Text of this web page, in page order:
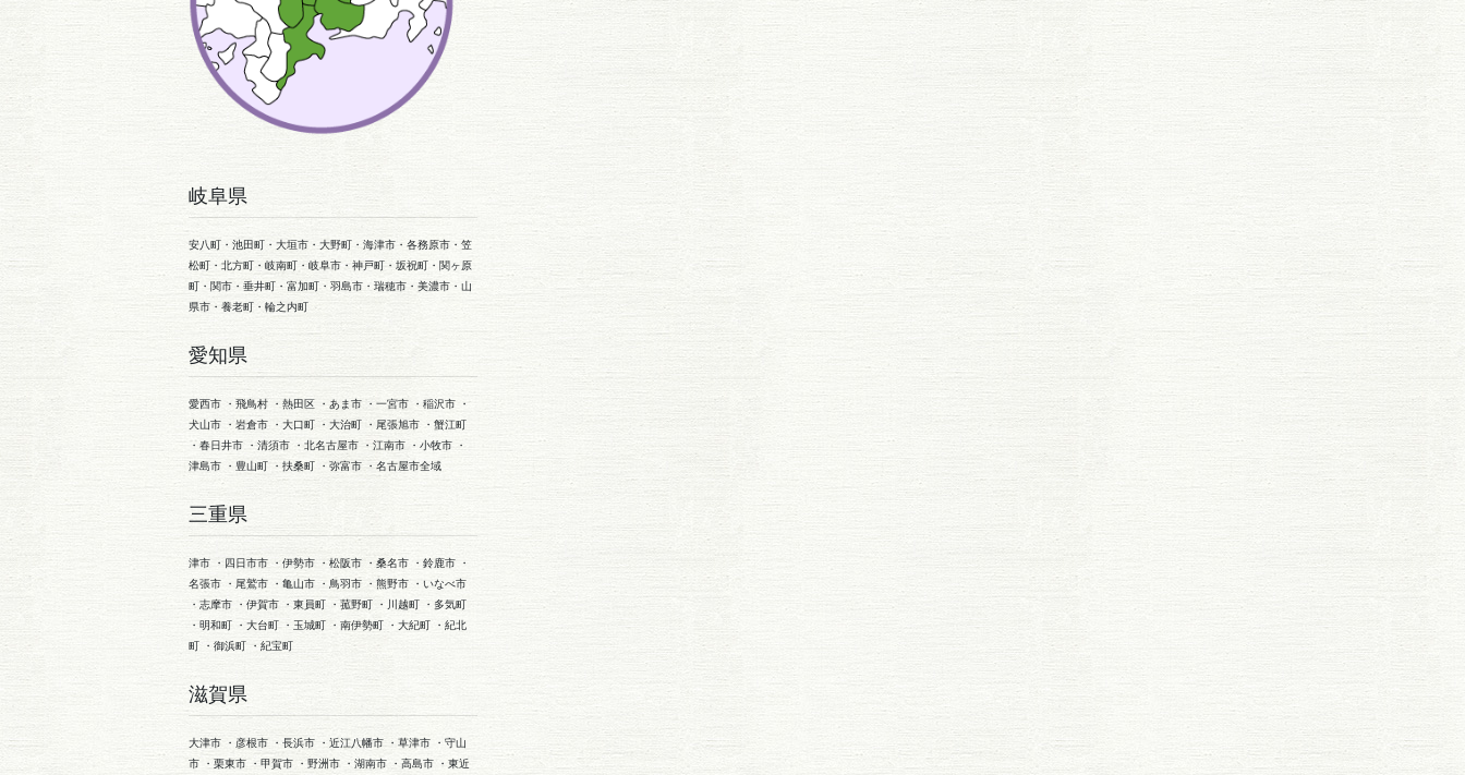
岐阜県
安八町・池田町・大垣市・大野町・海津市・各務原市・笠
松町・北方町・岐南町・岐阜市・神戸町・坂祝町・関ヶ原
町・関市・垂井町・富加町・羽島市・瑞穂市・美濃市・山
県市・養老町・輪之内町
愛知県
愛西市 ・飛鳥村 ・熱田区 ・あま市 ・一宮市 ・稲沢市 ・
犬山市 ・岩倉市 ・大口町 ・大治町 ・尾張旭市 ・蟹江町
・春日井市 ・清須市 ・北名古屋市 ・江南市 ・小牧市 ・
津島市 ・豊山町 ・扶桑町 ・弥富市 ・名古屋市全域
三重県
津市 ・四日市市 ・伊勢市 ・松阪市 ・桑名市 ・鈴鹿市 ・
名張市 ・尾鷲市 ・亀山市 ・鳥羽市 ・熊野市 ・いなべ市
・志摩市 ・伊賀市 ・東員町 ・菰野町 ・川越町 ・多気町
・明和町 ・大台町 ・玉城町 ・南伊勢町 ・大紀町 ・紀北
町 ・御浜町 ・紀宝町
滋賀県
大津市 ・彦根市 ・長浜市 ・近江八幡市 ・草津市 ・守山
市 ・栗東市 ・甲賀市 ・野洲市 ・湖南市 ・高島市 ・東近